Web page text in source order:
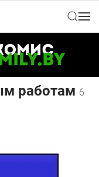
работам 6